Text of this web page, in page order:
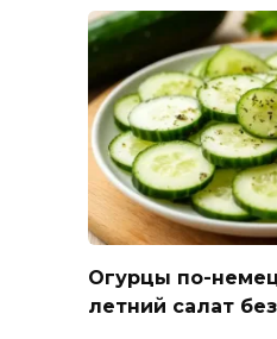
Огурцы по-
летний салат